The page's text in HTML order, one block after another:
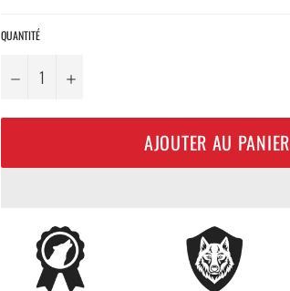
QUANTITÉ
− +
AJOUTER AU PANIER